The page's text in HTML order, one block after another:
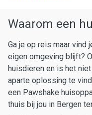
Waarom een
Ga je op reis maar vind
eigen omgeving blijft?
huisdieren en is het
aparte oplossing te
een Pawshake
thuis bij jou in Bergen